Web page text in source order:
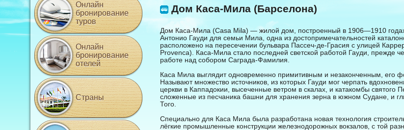
Дом Каса-Мила (Барселона)
Дом Каса-Мила (Casa Mila) — жилой дом, построенный в 1906—1910
Антонио Гауди для семьи Мила, одна из достопримечательностей
расположено на пересечении бульвара Пассеч-де-Грасия с улицей
Provenca). Каса-Мила стало последней светской работой Гауди, прежде
работе над собором Саграда-Фамилия.
Каса Мила выглядит одновременно примитивным и незаконченным, его
Называют множество источников, из которых Гауди мог черпать
церкви в Каппадокии, высеченные ветром в скалах, и катакомбы святого
сложенные из песчаника башни для хранения зерна в южном Судане, и
Того.
Специально для Каса Мила была разработана новая технология
лёгкие промышленные конструкции железнодорожных вокзалов, с той
Онлайн
бронирование
туров
Онлайн
бронирование
отелей
Страны